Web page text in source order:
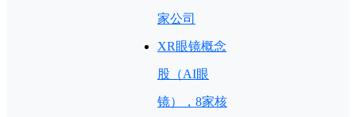
家公司
XR眼镜概念
股（AI眼
镜），8家核